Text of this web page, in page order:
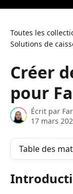
Toutes les
Solutions de
Créer
pour
Écrit par
17 mars
Table des